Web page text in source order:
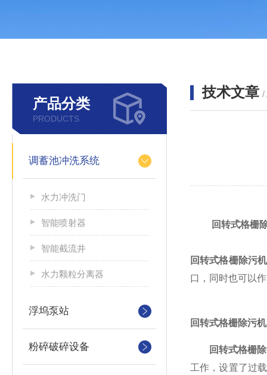
产品分类
PRODUCTS
调蓄池冲洗系统
水力冲洗门
智能喷射器
智能截流井
水力颗粒分离器
浮坞泵站
粉碎破碎设备
技术文章 /
回转式格栅
回转式格栅除污机
口，同时也可以
回转式格栅除污
回转式格栅
工作，设置了过